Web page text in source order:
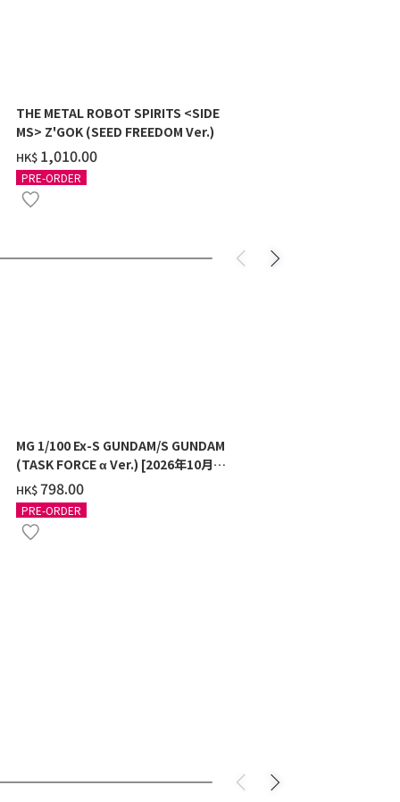
THE METAL ROBOT SPIRITS <SIDE
MS> Z'GOK (SEED FREEDOM Ver.)
HK$ ‌1,010.00
PRE-ORDER
MG 1/100 Ex-S GUNDAM/S GUNDAM
(TASK FORCE α Ver.) [2026年10月發
送]
HK$‌798.00
PRE-ORDER